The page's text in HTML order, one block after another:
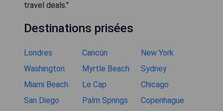
travel deals."
Destinations prisées
Londres Cancún
New York
Washington
Myrtle Beach
Sydney
Miami Beach
Le Cap
Chicago
San Diego
Palm Springs
Copenhague